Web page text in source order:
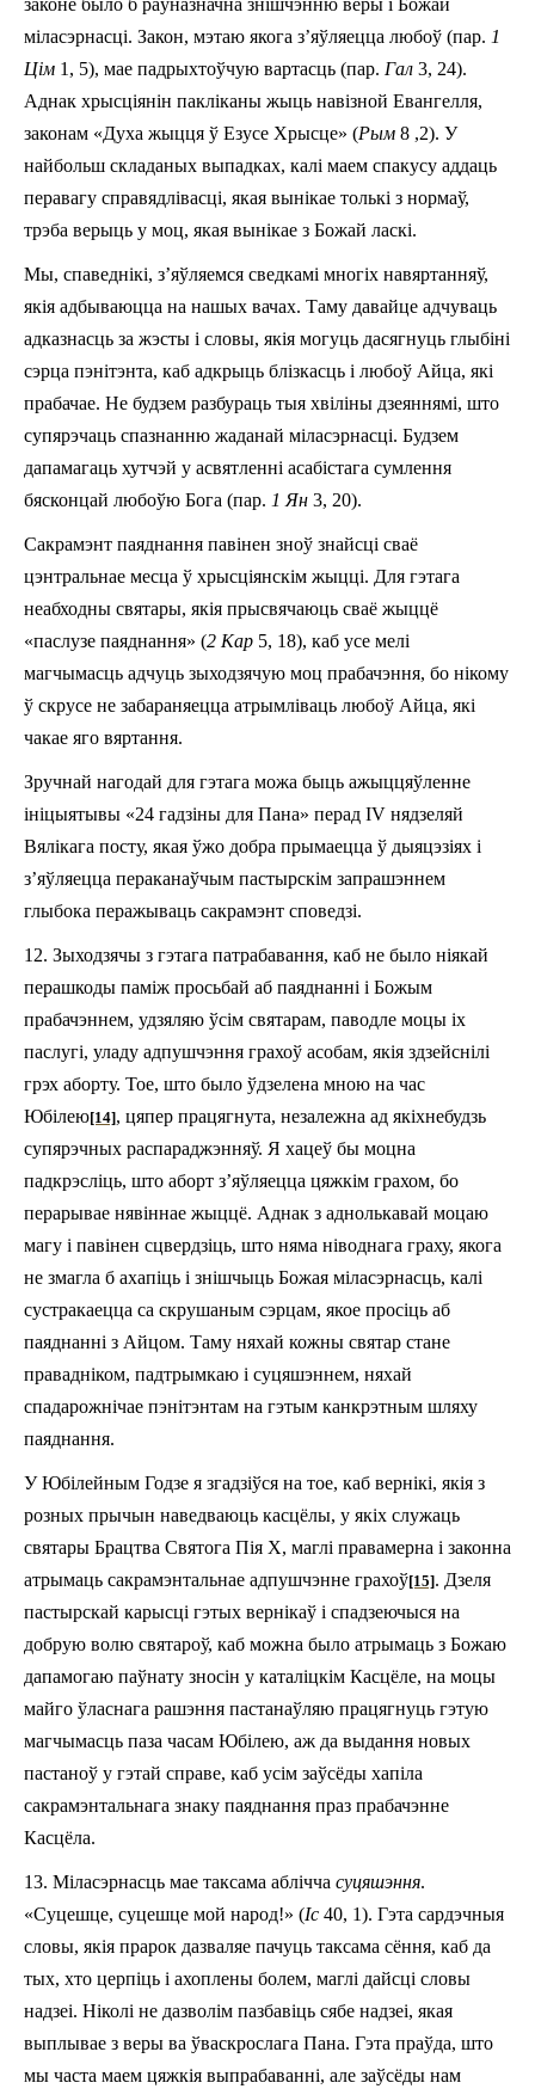
міласэрнасці. Закон, мэтаю якога з’яўляецца любоў (пар. 1
Цім 1, 5), мае падрыхтоўчую вартасць (пар. Гал 3, 24).
Аднак хрысціянін пакліканы жыць навізной Евангелля,
законам «Духа жыцця ў Езусе Хрысце» (Рым 8 ,2). У
найбольш складаных выпадках, калі маем спакусу аддаць
перавагу справядлівасці, якая вынікае толькі з нормаў,
трэба верыць у моц, якая вынікае з Божай ласкі.
Мы, спаведнікі, з’яўляемся сведкамі многіх навяртанняў,
якія адбываюцца на нашых вачах. Таму давайце адчуваць
адказнасць за жэсты і словы, якія могуць дасягнуць глыбіні
сэрца пэнітэнта, каб адкрыць блізкасць i любоў Айца, які
прабачае. Не будзем разбураць тыя хвіліны дзеяннямі, што
супярэчаць спазнанню жаданай міласэрнасці. Будзем
дапамагаць хутчэй у асвятленні асабістага сумлення
бясконцай любоўю Бога (пар. 1 Ян 3, 20).
Сакрамэнт паяднання павінен зноў знайсці сваё
цэнтральнае месца ў хрысціянскім жыцці. Для гэтага
неабходны святары, якія прысвячаюць сваё жыццё
«паслузе паяднання» (2 Кар 5, 18), каб усе мелі
магчымасць адчуць зыходзячую моц прабачэння, бо нікому
ў скрусе не забараняецца атрымліваць любоў Айца, які
чакае яго вяртання.
Зручнай нагодай для гэтага можа быць ажыццяўленне
ініцыятывы «24 гадзіны для Пана» перад IV нядзеляй
Вялікага посту, якая ўжо добра прымаецца ў дыяцэзіях i
з’яўляецца пераканаўчым пастырскім запрашэннем
глыбока перажываць сакрамэнт споведзі.
12. Зыходзячы з гэтага патрабавання, каб не было ніякай
перашкоды паміж просьбай аб паяднанні і Божым
прабачэннем, удзяляю ўсім святарам, паводле моцы іх
паслугі, уладу адпушчэння грахоў асобам, якія здзейснілі
грэх аборту. Тое, што было ўдзелена мною на час
Юбілею[14], цяпер працягнута, незалежна ад якіх­небудзь
супярэчных распараджэнняў. Я хацеў бы моцна
падкрэсліць, што аборт з’яўляецца цяжкім грахом, бо
перарывае нявіннае жыццё. Аднак з аднолькавай моцаю
магу і павінен сцвердзіць, што няма ніводнага граху, якога
не змагла б ахапіць і знішчыць Божая міласэрнасць, калі
сустракаецца са скрушаным сэрцам, якое просіць аб
паяднанні з Айцом. Таму няхай кожны святар стане
правадніком, падтрымкаю і суцяшэннем, няхай
спадарожнічае пэнітэнтам на гэтым канкрэтным шляху
паяднання.
У Юбілейным Годзе я згадзіўся на тое, каб вернікі, якія з
розных прычын наведваюць касцёлы, у якіх служаць
святары Брацтва Святога Пія X, маглі правамерна і законна
атрымаць сакрамэнтальнае адпушчэнне грахоў[15]. Дзеля
пастырскай карысці гэтых вернікаў i спадзеючыся на
добрую волю святароў, каб можна было атрымаць з Божаю
дапамогаю паўнату зносін у каталіцкім Касцёле, на моцы
майго ўласнага рашэння пастанаўляю працягнуць гэтую
магчымасць па­за часам Юбілею, аж да выдання новых
пастаноў у гэтай справе, каб усім заўсёды хапіла
сакрамэнтальнага знаку паяднання праз прабачэнне
Касцёла.
13. Міласэрнасць мае таксама аблічча суцяшэння.
«Суцешце, суцешце мой народ!» (Іс 40, 1). Гэта сардэчныя
словы, якія прарок дазваляе пачуць таксама сёння, каб да
тых, хто церпіць i ахоплены болем, маглі дайсці словы
надзеі. Ніколі не дазволім пазбавіць сябе надзеі, якая
выплывае з веры ва ўваскрослага Пана. Гэта праўда, што
мы часта маем цяжкія выпрабаванні, але заўсёды нам